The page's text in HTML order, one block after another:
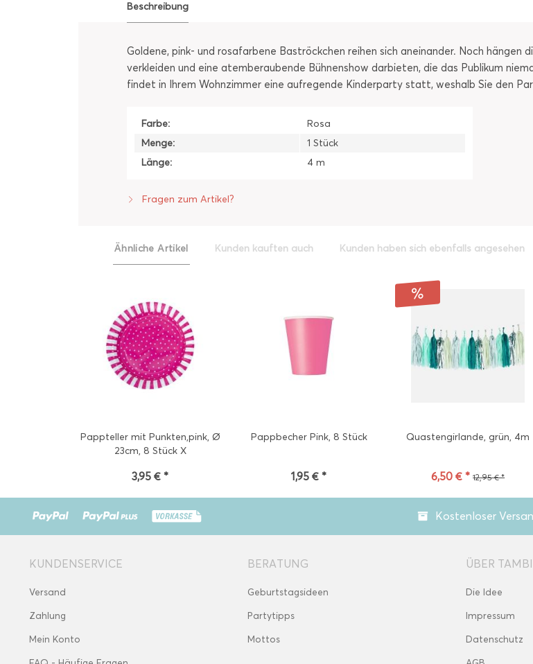
Beschreibung
Goldene, pink- und rosafarbene Baströckchen reihen sich aneinander. Noch hängen
verkleiden und eine atemberaubende Bühnenshow darbieten, die das Publikum
findet in Ihrem Wohnzimmer eine aufregende Kinderparty statt, weshalb Sie den
Farbe:
Rosa
Menge:
1 Stück
Länge:
4 m
Fragen zum Artikel?
Ähnliche Artikel Kunden kauften auch Kunden haben sich ebenfalls angesehen
Pappteller mit Punkten,pink, Ø
23cm, 8 Stück X
3,95 € *
Pappbecher Pink, 8 Stück
1,95 € *
Quastengirlande, grün, 4m
6,50 € * 12,95 € *
Kostenloser
KUNDENSERVICE
Versand
Zahlung
Mein Konto
BERATUNG
Geburtstagsideen
Partytipps
Mottos
ÜBER
Die Idee
Impressum
Datenschutz